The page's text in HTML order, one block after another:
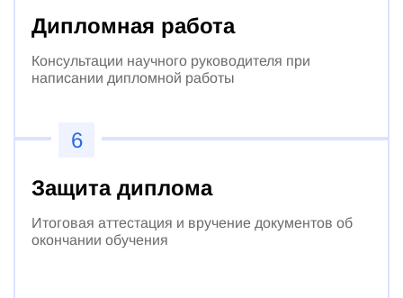
Дипломная работа
Консультации научного руководителя при
написании дипломной работы
6
Защита диплома
Итоговая аттестация и вручение документов об
окончании обучения